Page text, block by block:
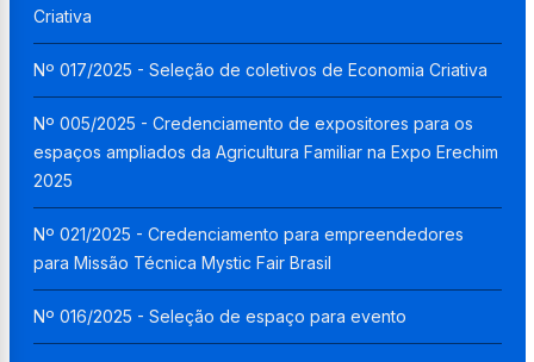
Criativa
Nº 017/2025 - Seleção de coletivos de Economia Criativa
Nº 005/2025 - Credenciamento de expositores para os
espaços ampliados da Agricultura Familiar na Expo Erechim
2025
Nº 021/2025 - Credenciamento para empreendedores
para Missão Técnica Mystic Fair Brasil
Nº 016/2025 - Seleção de espaço para evento